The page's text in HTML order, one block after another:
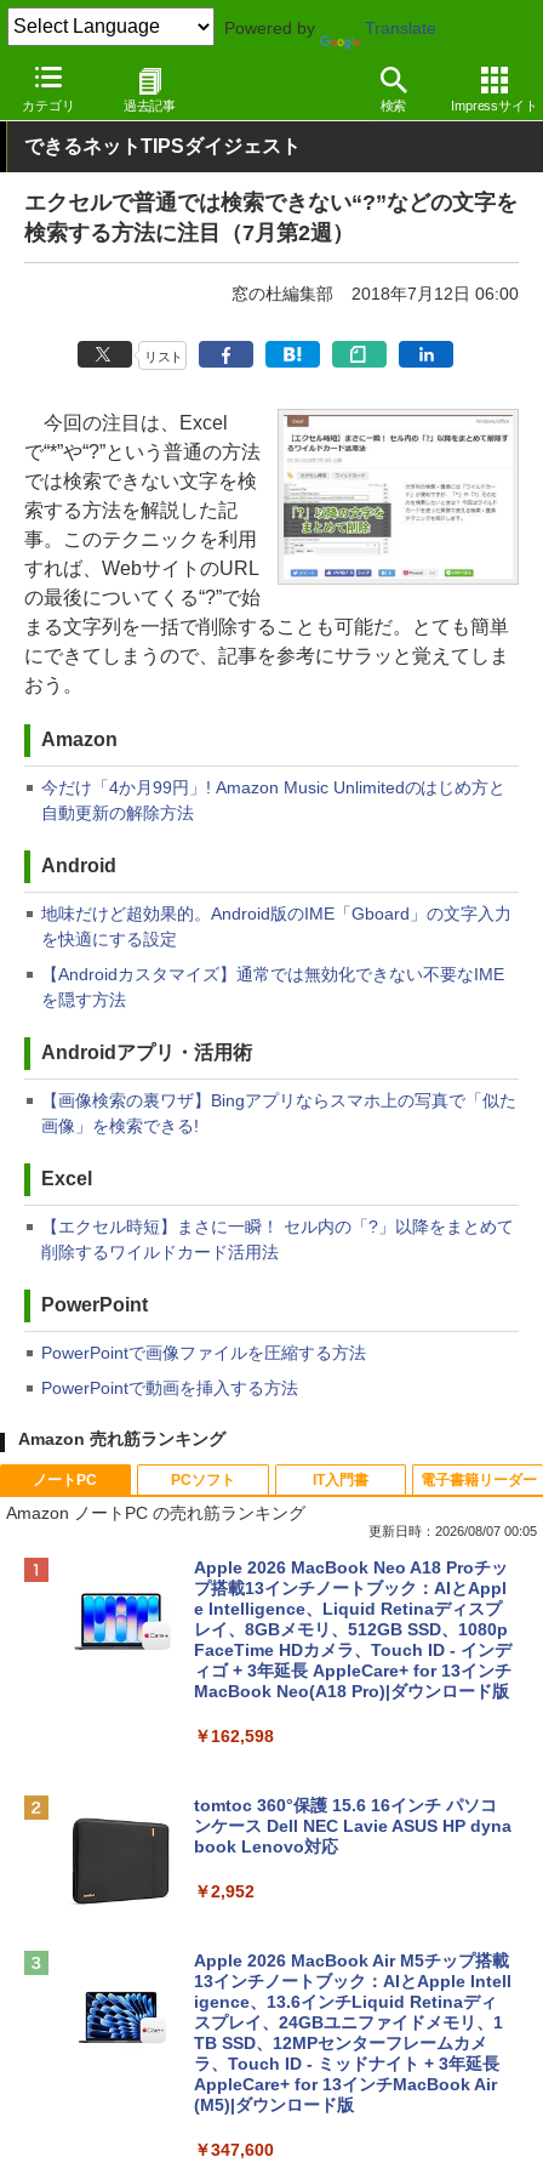
Powered by Translate
カテゴリ 過去記事 検索 Impressサイト
窓の杜 その他の話題
できるネットTIPSダイジェスト
エクセルで普通では検索できない“?”などの文字を
検索する方法に注目（7月第2週）
窓の杜編集部 2018年7月12日 06:00
リスト
今回の注目は、Excel
で“*”や“?”という普通の方法
では検索できない文字を検
索する方法を解説した記
事。このテクニックを利用
すれば、WebサイトのURL
の最後についてくる“?”で始
まる文字列を一括で削除することも可能だ。とても簡単
にできてしまうので、記事を参考にサラッと覚えてしま
おう。
Amazon
今だけ「4か月99円」! Amazon Music Unlimitedのはじめ方と
自動更新の解除方法
Android
地味だけど超効果的。Android版のIME「Gboard」の文字入力
を快適にする設定
【Androidカスタマイズ】通常では無効化できない不要なIME
を隠す方法
Androidアプリ・活用術
【画像検索の裏ワザ】Bingアプリならスマホ上の写真で「似た
画像」を検索できる!
Excel
【エクセル時短】まさに一瞬！ セル内の「?」以降をまとめて
削除するワイルドカード活用法
PowerPoint
PowerPointで画像ファイルを圧縮する方法
PowerPointで動画を挿入する方法
Amazon 売れ筋ランキング
ノートPC
Amazon ノートPC の売れ筋ランキング
更新日時：2026/08/07 00:05
Apple 2026 MacBook Neo A18 Proチッ
プ搭載13インチノートブック：AIとAppl
e Intelligence、Liquid Retinaディスプ
レイ、8GBメモリ、512GB SSD、1080p
FaceTime HDカメラ、Touch ID - インデ
ィゴ + 3年延長 AppleCare+ for 13インチ
MacBook Neo(A18 Pro)|ダウンロード版
￥162,598
tomtoc 360°保護 15.6 16インチ パソコ
ンケース Dell NEC Lavie ASUS HP dyna
book Lenovo対応
￥2,952
Apple 2026 MacBook Air M5チップ搭載
13インチノートブック：AIとApple Intell
igence、13.6インチLiquid Retinaディ
スプレイ、24GBユニファイドメモリ、1
TB SSD、12MPセンターフレームカメ
ラ、Touch ID - ミッドナイト + 3年延長
AppleCare+ for 13インチMacBook Air
(M5)|ダウンロード版
￥347,600
PCソフト IT入門書 電子書籍リーダー